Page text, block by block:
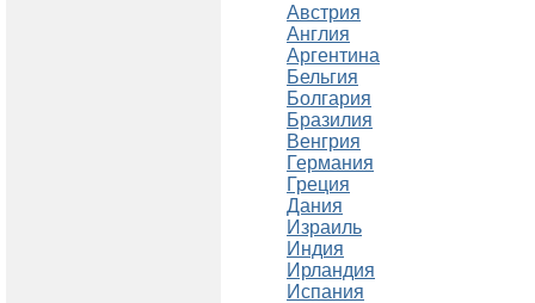
Австрия
Англия
Аргентина
Бельгия
Болгария
Бразилия
Венгрия
Германия
Греция
Дания
Израиль
Индия
Ирландия
Испания